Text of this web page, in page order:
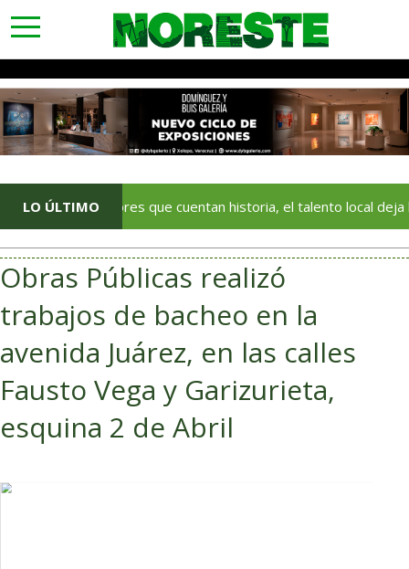
toggle
navigation
LO ÚLTIMO
Con colores que cuentan historia, el talento local deja huella en
Obras Públicas realizó
trabajos de bacheo en la
avenida Juárez, en las calles
Fausto Vega y Garizurieta,
esquina 2 de Abril